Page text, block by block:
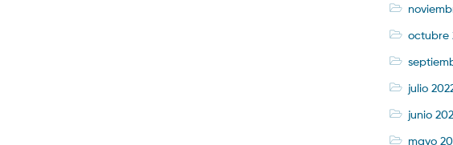
octubre
julio
junio
mayo